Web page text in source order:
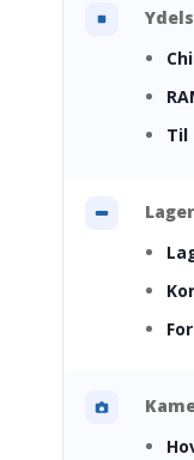
Til